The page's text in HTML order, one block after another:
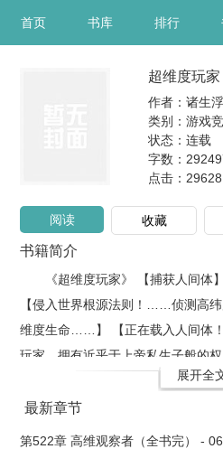
首页 书库 排行
超维度玩家
作者：诸生
类别：游戏
状态：连载
字数：
点击： 29628
阅读 收藏
书籍简介
《超维度玩家》 【捕获人间体
【侵入世界根源法则！……侦测高
维度生命……】 【正在载入人间体
玩家，拥有近乎于上帝私生子般的权..
展开全
最新章节
第522章 高维观察者（全书完） -